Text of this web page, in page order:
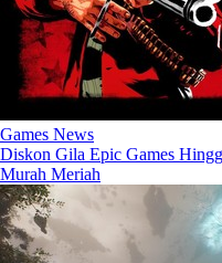
Games News
Diskon Gila Epic Games
Murah Meriah